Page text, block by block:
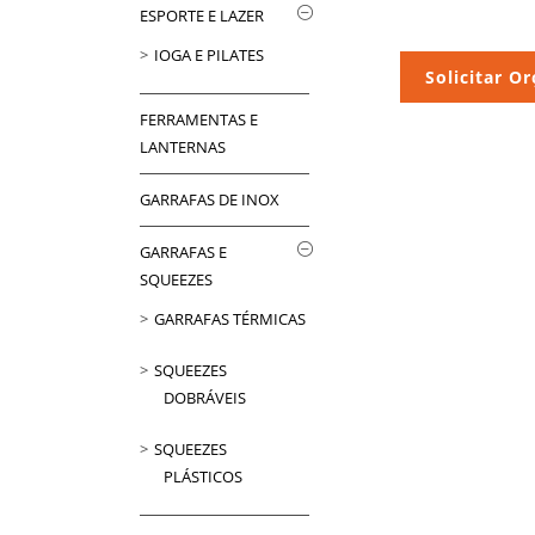
Solicitar
ESPORTE E LAZER
IOGA E PILATES
FERRAMENTAS E
LANTERNAS
GARRAFAS DE INOX
GARRAFAS E
SQUEEZES
GARRAFAS TÉRMICAS
SQUEEZES
DOBRÁVEIS
SQUEEZES
PLÁSTICOS